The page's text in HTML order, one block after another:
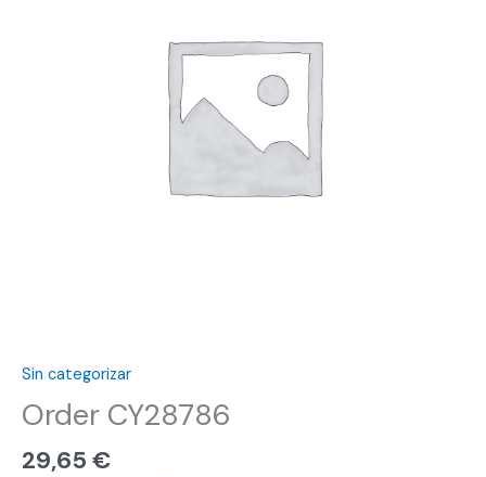
Sin categorizar
Order CY28786
29,65 €